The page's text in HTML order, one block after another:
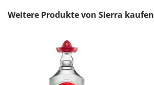
Produktgalerie überspringen
Weitere Produkte von Sierra kaufen